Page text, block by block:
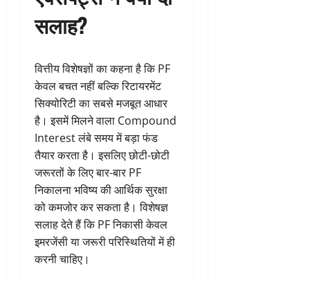
सलाह?
वित्तीय विशेषज्ञों का कहना है कि PF
केवल बचत नहीं बल्कि रिटायरमेंट
सिक्योरिटी का सबसे मजबूत आधार
है। इसमें मिलने वाला Compound
Interest लंबे समय में बड़ा फंड
तैयार करता है। इसलिए छोटी-छोटी
जरूरतों के लिए बार-बार PF
निकालना भविष्य की आर्थिक सुरक्षा
को कमजोर कर सकता है। विशेषज्ञ
सलाह देते हैं कि PF निकासी केवल
इमरजेंसी या जरूरी परिस्थितियों में ही
करनी चाहिए।